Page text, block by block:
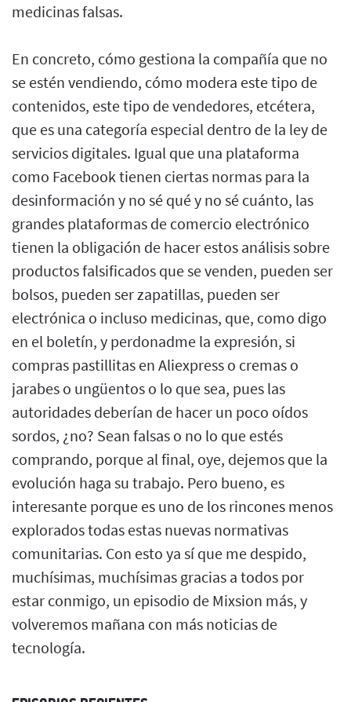
medicinas falsas.
En concreto, cómo gestiona la compañía que no
se estén vendiendo, cómo modera este tipo de
contenidos, este tipo de vendedores, etcétera,
que es una categoría especial dentro de la ley de
servicios digitales. Igual que una plataforma
como Facebook tienen ciertas normas para la
desinformación y no sé qué y no sé cuánto, las
grandes plataformas de comercio electrónico
tienen la obligación de hacer estos análisis sobre
productos falsificados que se venden, pueden ser
bolsos, pueden ser zapatillas, pueden ser
electrónica o incluso medicinas, que, como digo
en el boletín, y perdonadme la expresión, si
compras pastillitas en Aliexpress o cremas o
jarabes o ungüentos o lo que sea, pues las
autoridades deberían de hacer un poco oídos
sordos, ¿no? Sean falsas o no lo que estés
comprando, porque al final, oye, dejemos que la
evolución haga su trabajo. Pero bueno, es
interesante porque es uno de los rincones menos
explorados todas estas nuevas normativas
comunitarias. Con esto ya sí que me despido,
muchísimas, muchísimas gracias a todos por
estar conmigo, un episodio de Mixsion más, y
volveremos mañana con más noticias de
tecnología.